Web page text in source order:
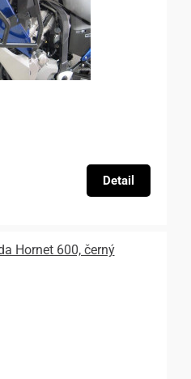
Detail
Hornet 600, černý